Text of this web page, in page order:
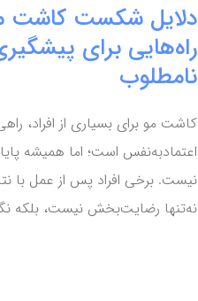
دلایل شکست
راه‌هایی برای
نامطلوب
کاشت مو برای بسیاری از افراد،
اعتمادبه‌نفس است؛ اما همیشه
نیست. برخی افراد پس از عمل با
نه‌تنها رضایت‌بخش نیست، بلکه